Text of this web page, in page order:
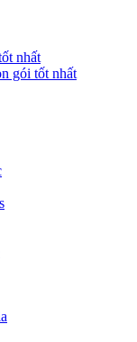
nhất
gói tốt nhất